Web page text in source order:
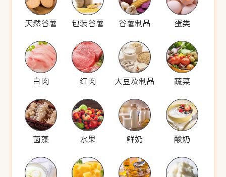
天然谷薯 包装谷薯 谷薯制品 蛋类
白肉 红肉 大豆及制品 蔬菜
菌藻 水果 鲜奶 酸奶